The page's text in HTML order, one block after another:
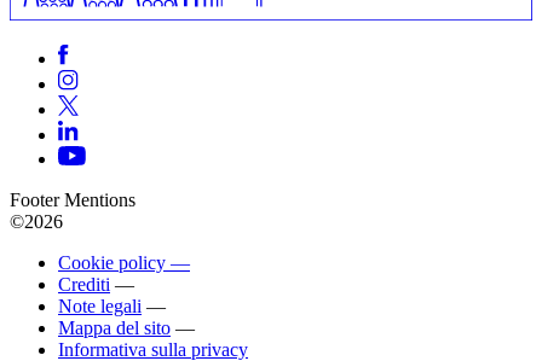
Footer Mentions
©2026
Cookie policy —
Crediti —
Note legali —
Mappa del sito —
Informativa sulla privacy